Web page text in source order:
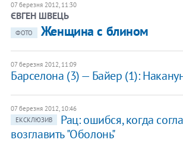
07 березня 2012, 11:30
ЄВГЕН ШВЕЦЬ
ФОТО ​Женщина с блином
07 березня 2012, 11:09
Барселона (3) — Байер (1):
07 березня 2012, 10:46
ЕКСКЛЮЗИВ
​Рац: ошибся, когда
возглавить "Оболонь"